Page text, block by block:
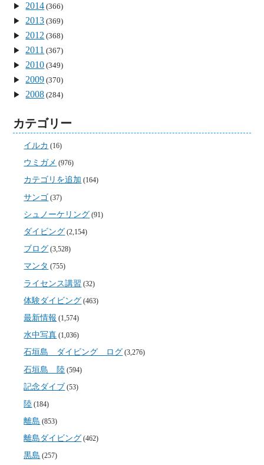
2014 (366)
2013 (369)
2012 (368)
2011 (367)
2010 (349)
2009 (370)
2008 (284)
カテゴリー
イルカ (16)
ウミガメ (976)
カテゴリを追加 (164)
サンゴ (37)
シュノーケリング (91)
ダイビング (2,154)
ブログ (3,528)
マンタ (755)
ライセンス講習 (32)
体験ダイビング (463)
最新情報 (1,574)
水中写真 (1,036)
石垣島 ダイビング ログ (3,276)
石垣島 陸 (594)
記念ダイブ (53)
陸 (184)
離島 (853)
離島ダイビング (462)
黒島 (257)